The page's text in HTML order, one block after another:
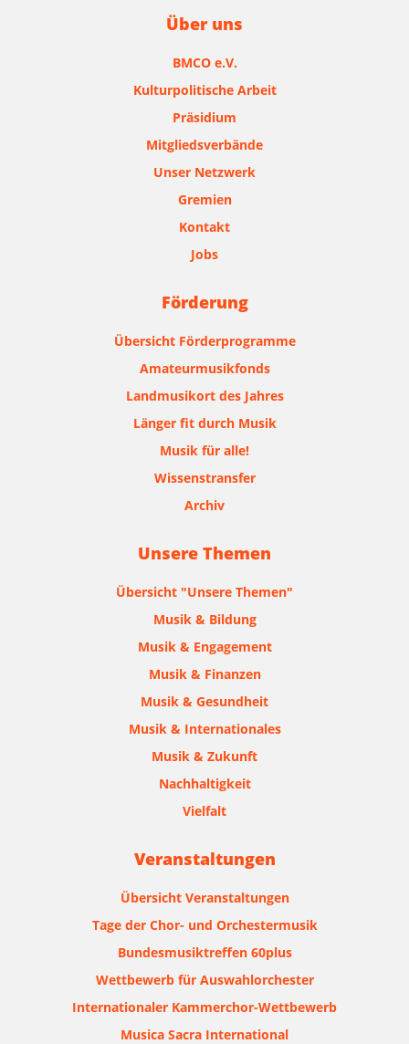
Über uns
BMCO e.V.
Kulturpolitische Arbeit
Präsidium
Mitgliedsverbände
Unser Netzwerk
Gremien
Kontakt
Jobs
Förderung
Übersicht Förderprogramme
Amateurmusikfonds
Landmusikort des Jahres
Länger fit durch Musik
Musik für alle!
Wissenstransfer
Archiv
Unsere Themen
Übersicht "Unsere Themen"
Musik & Bildung
Musik & Engagement
Musik & Finanzen
Musik & Gesundheit
Musik & Internationales
Musik & Zukunft
Nachhaltigkeit
Vielfalt
Veranstaltungen
Übersicht Veranstaltungen
Tage der Chor- und Orchestermusik
Bundesmusiktreffen 60plus
Wettbewerb für Auswahlorchester
Internationaler Kammerchor-Wettbewerb
Musica Sacra International